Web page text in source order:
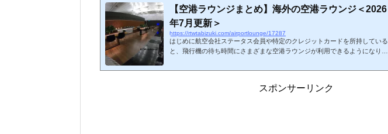
【空港ラウンジまとめ】海外の空港ラウンジ＜2026
年7月更新＞
https://rtwtabizuki.com/airportlounge/17287
はじめに航空会社ステータス会員や特定のクレジットカードを所持している
と、飛行機の待ち時間にさまざまな空港ラウンジが利用できるようになりま
てみました。☆印は2026年現在プライオリティ・パスで利用可能なラウン
ないので注意しましょう。ちなみに、私の国内空港・ラウンジ訪問記 一覧
スポンサーリンク